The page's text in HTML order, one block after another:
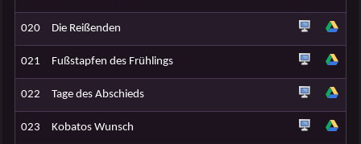
020 Die Reißenden
021 Fußstapfen des Frühlings
022 Tage des Abschieds
023 Kobatos Wunsch